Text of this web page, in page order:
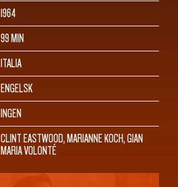
1964
99 MIN
ITALIA
ENGELSK
INGEN
CLINT EASTWOOD, MARIANNE KOCH, GIAN
MARIA VOLONTÉ